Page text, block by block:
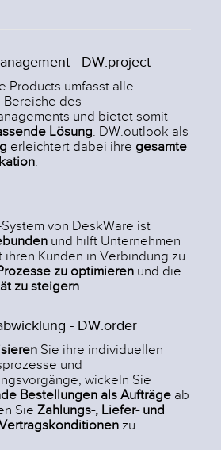
- DW.project
Products umfasst alle
des
und bietet somit
Lösung. DW.outlook als
erleichtert dabei ihre gesamte
.
System von DeskWare ist
und hilft Unternehmen
ihren Kunden in Verbindung zu
zu optimierenund die
zu steigern.
- DW.order
Sie ihre individuellen
und
wickeln Sie
Bestellungen als Aufträgeab
Sie Zahlungs-, Liefer- und
zu.